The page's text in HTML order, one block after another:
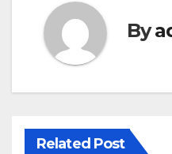
By
Related Post